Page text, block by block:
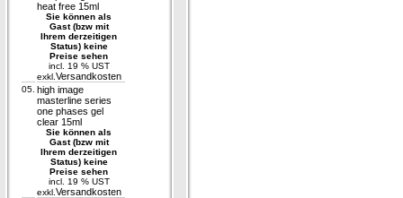
heat free 15ml
Sie können als
Gast (bzw mit
Ihrem derzeitigen
Status) keine
Preise sehen
incl. 19 % UST
exkl. Versandkosten
05. high image
masterline series
one phases gel
clear 15ml
Sie können als
Gast (bzw mit
Ihrem derzeitigen
Status) keine
Preise sehen
incl. 19 % UST
exkl. Versandkosten